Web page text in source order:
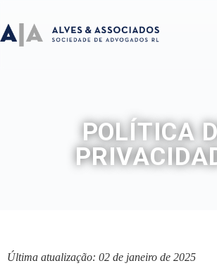
POLÍTICA
Última atualização: 02 de janeiro de 2025